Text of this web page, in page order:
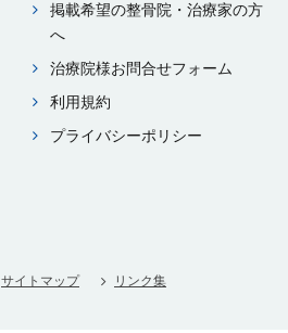
掲載希望の整⾻院・治療家の⽅
へ
治療院様お問合せフォーム
利⽤規約
プライバシーポリシー
サイトマップ リンク集